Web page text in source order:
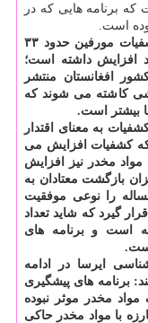
كه برنامه هایی كه در
است.
به گفته وی، بر طبق این گزارش میزان كشفیات مورفین حدود ۳۳
پنج درصد و هروئین ۱۰ درصد افزایش داشته است؛
افغانستان منتشر
كاشته می شوند كه
بیشتر است.
به معنای اقتدار
كه كشفیات افزایش می
مواد مخدر نیز افزایش
بازگشت معتادان به
را نوعی موفقیت
گیرد كه شاید تعداد
است و برنامه های
ایرسا در ادامه
برنامه های پیشگیری
مخدر موثر نبوده
با مواد مخدر حاكی